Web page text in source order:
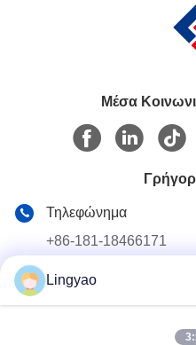
Μέσα
Τηλεφώνημα
+86-181-18466171
Ηλεκτρονικό
Lingyao